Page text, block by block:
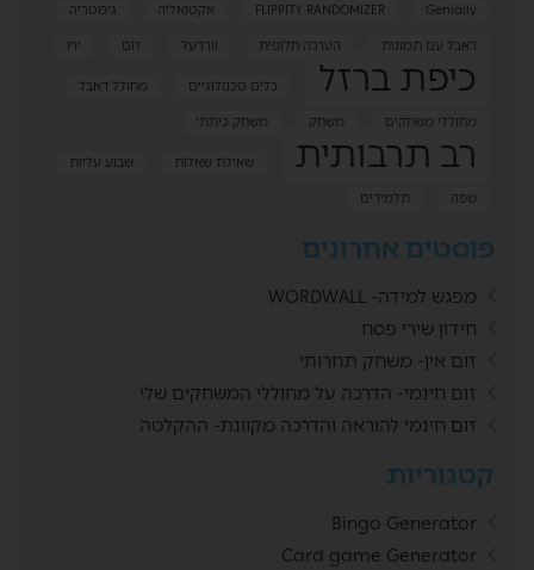
FLIPPITY RANDOMIZER Genially אקטואליה
גימטריה
דאבל עם תמונות
הערכה חלופית וורדעל זום יויו
כיפת ברזל כלים טכנולוגיים
מחולל דאבל
מחוללי משחקים
משחק משחק כיתתי
רב תרבותית שאילת שאלות
שבוע עליות
שפה
תלמידים
פוסטים אחרונים
מפגש למידה- WORDWALL
חידון שירי פסח
זום אין- משחק תחרותי
זום חינמי- הדרכה על מחוללי המשחקים שלי
זום חינמי להוראה והדרכה מקוונת- ההקלטה
קטגוריות
Bingo Generator
Card game Generator